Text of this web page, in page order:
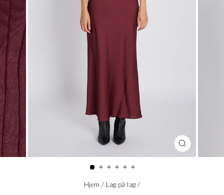
LUK
(ESC)
Hjem / Lag på lag /